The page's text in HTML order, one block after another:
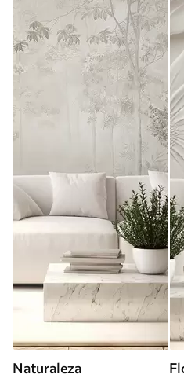
Naturaleza